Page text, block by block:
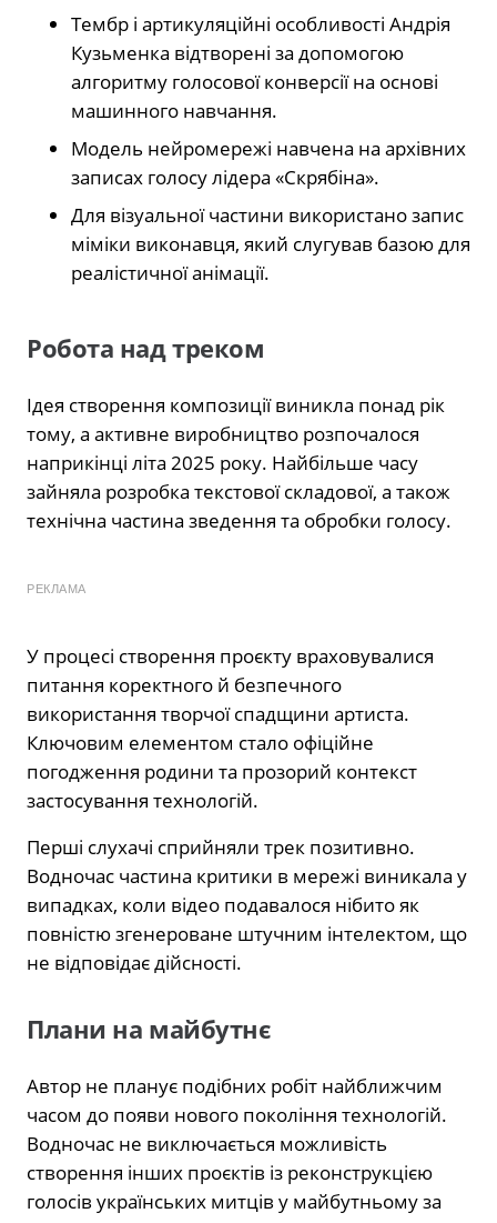
Тембр і артикуляційні особливості Андрія
Кузьменка відтворені за допомогою
алгоритму голосової конверсії на основі
машинного навчання.
Модель нейромережі навчена на архівних
записах голосу лідера «Скрябіна».
Для візуальної частини використано запис
міміки виконавця, який слугував базою для
реалістичної анімації.
Робота над треком
Ідея створення композиції виникла понад рік
тому, а активне виробництво розпочалося
наприкінці літа 2025 року. Найбільше часу
зайняла розробка текстової складової, а також
технічна частина зведення та обробки голосу.
РЕКЛАМА
У процесі створення проєкту враховувалися
питання коректного й безпечного
використання творчої спадщини артиста.
Ключовим елементом стало офіційне
погодження родини та прозорий контекст
застосування технологій.
Перші слухачі сприйняли трек позитивно.
Водночас частина критики в мережі виникала у
випадках, коли відео подавалося нібито як
повністю згенероване штучним інтелектом, що
не відповідає дійсності.
Плани на майбутнє
Автор не планує подібних робіт найближчим
часом до появи нового покоління технологій.
Водночас не виключається можливість
створення інших проєктів із реконструкцією
голосів українських митців у майбутньому за